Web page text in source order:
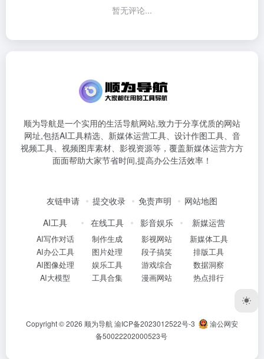
暂无评论...
顺为导航是一个实用的生活导航网站,致力于分享优质的网站
网址,包括AI工具精选、新媒体运营工具、设计作图工具、音
视频工具、视频图库素材、影视资源等，覆盖新媒体运营方方
面面帮助大家节省时间,提高办公生活效率！
友链申请 提交收录 免责声明
网站地图
AI工具
AI写作对话
AI办公工具
AI图像处理
AI大模型
在线工具
制作生成
图片处理
娱乐工具
工具合集
影音娱乐
影视网站
段子搞笑
游戏综合
漫画网站
新媒运营
新媒体工具
排版工具
数据洞察
热点排行
Copyright © 2026 顺为导航渝ICP备2023012522号-3
渝公网安
备50022202000523号